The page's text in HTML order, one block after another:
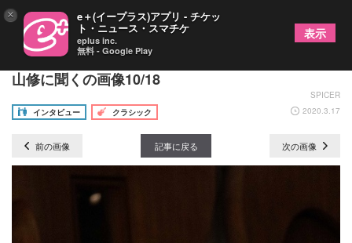
大阪フィルハーモニー交響楽団 演奏事業部長 福
山修に聞くの画像10/18
SPICER
インタビュー
クラシック 2020.3.17
前の画像 記事に戻る 次の画像
× e＋(イープラス)アプリ - チケッ
ト・ニュース・スマチケ
eplus inc.
無料 - Google Play
表示